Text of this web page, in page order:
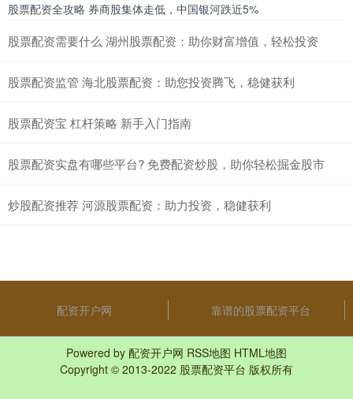
股票配资全攻略 券商股集体走低，中国银河跌近5%
股票配资需要什么 湖州股票配资：助你财富增值，轻松投资
股票配资监管 海北股票配资：助您投资腾飞，稳健获利
股票配资宝 杠杆策略 新手入门指南
股票配资实盘有哪些平台? 免费配资炒股，助你轻松掘金股市
炒股配资推荐 河源股票配资：助力投资，稳健获利
配资开户网 靠谱的股票配资平台
Powered by 配资开户网 RSS地图 HTML地图
Copyright © 2013-2022 股票配资平台 版权所有